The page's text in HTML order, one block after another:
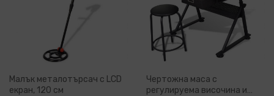
Малък металотърсач с LCD
екран, 120 см
Чертожна маса с
регулируема височина и